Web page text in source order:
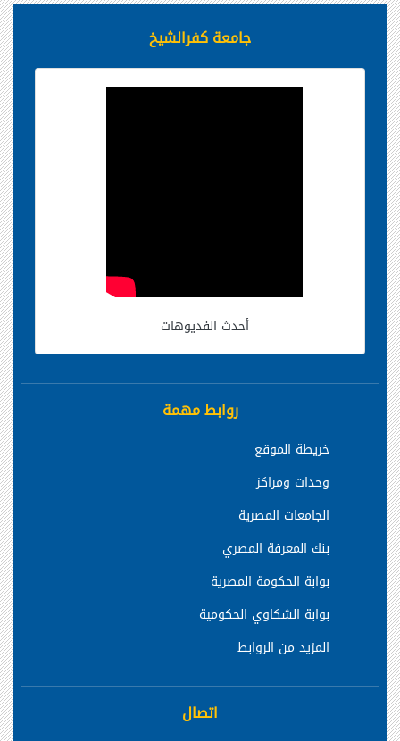
جامعة كفرالشيخ
أحدث الفديوهات
روابط مهمة
خريطة الموقع
وحدات ومراكز
الجامعات المصرية
بنك المعرفة المصري
بوابة الحكومة المصرية
بوابة الشكاوي الحكومية
المزيد من الروابط
اتصال